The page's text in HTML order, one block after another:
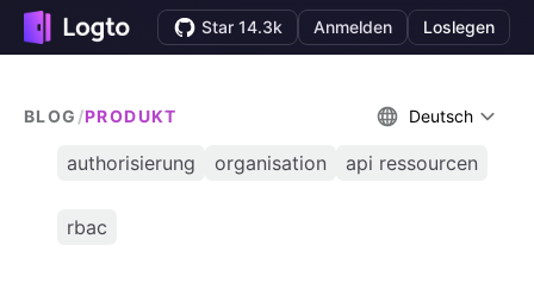
Star 14.3k Anmelden Loslegen
BLOG /PRODUKT Deutsch
authorisierung organisation api ressourcen
rbac